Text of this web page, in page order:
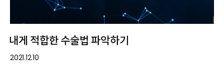
내게 적합한 수술법 파악하기
2021.12.10